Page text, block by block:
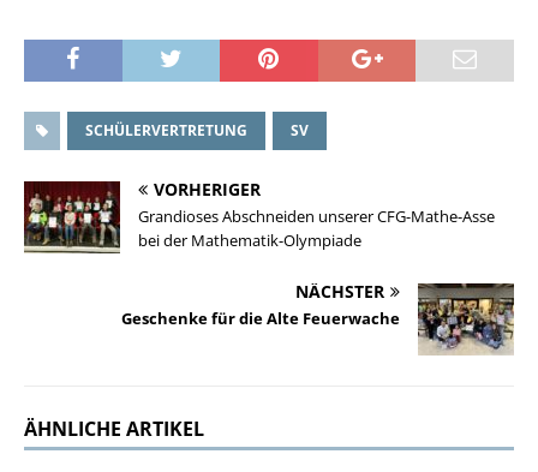
SCHÜLERVERTRETUNG SV
VORHERIGER
Grandioses Abschneiden unserer CFG-Mathe-Asse
bei der Mathematik-Olympiade
NÄCHSTER
Geschenke für die Alte Feuerwache
ÄHNLICHE ARTIKEL